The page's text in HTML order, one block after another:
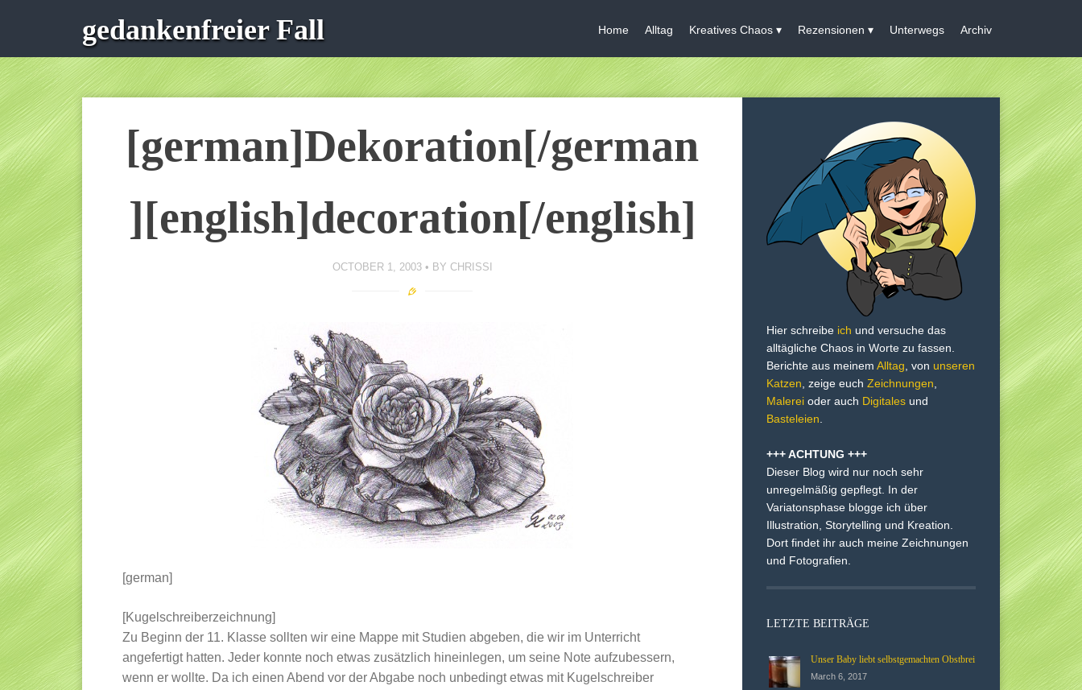
gedankenfreier Fall Home Alltag Kreatives Chaos Rezensionen Unterwegs Archiv
[german]Dekoration[/german
][english]decoration[/english]
OCTOBER 1, 2003 BY CHRISSI
[german]
[Kugelschreiberzeichnung]
Zu Beginn der 11. Klasse sollten wir eine Mappe mit Studien abgeben, die wir im Unterricht
angefertigt hatten. Jeder konnte noch etwas zusätzlich hineinlegen, um seine Note aufzubessern,
wenn er wollte. Da ich einen Abend vor der Abgabe noch unbedingt etwas mit Kugelschreiber
Hier schreibe ich und versuche das
alltägliche Chaos in Worte zu fassen.
Berichte aus meinem Alltag , von unseren
Katzen , zeige euch Zeichnungen
Malerei oder auch Digitales und
Basteleien
+++ ACHTUNG +++
Dieser Blog wird nur noch sehr
unregelmäßig gepflegt. In der
Variatonsphase blogge ich über
Illustration, Storytelling und Kreation.
Dort findet ihr auch meine Zeichnungen
und Fotografien.
LETZTE BEITRÄGE
Unser Baby liebt selbstgemachten Obstbrei
March 6, 2017